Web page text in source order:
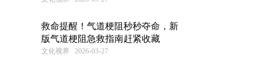
救命提醒！气道梗阻秒秒夺命，新
版气道梗阻急救指南赶紧收藏
文化视界 2026-03-27